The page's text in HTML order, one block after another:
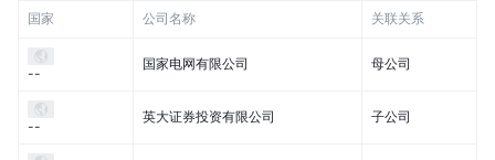
国家 公司名称 关联关系
--
国家电网有限公司 母公司
--
英大证券投资有限公司 子公司